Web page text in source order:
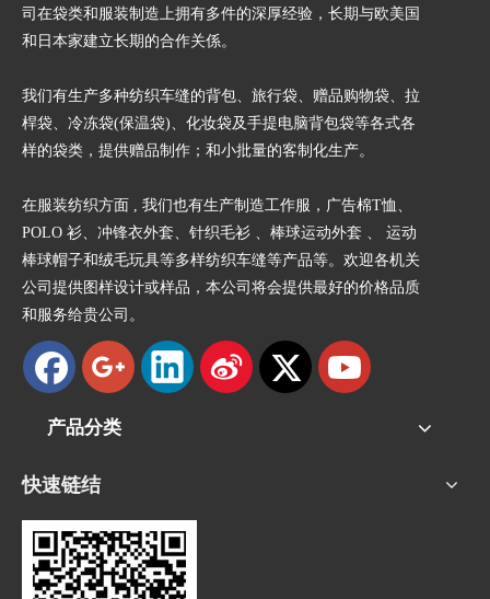
司在袋类和服装制造上拥有多件的深厚经验，长期与欧美国
和日本家建立长期的合作关係。
我们有生产多种纺织车缝的背包、旅行袋、赠品购物袋、拉
桿袋、冷冻袋(保温袋)、化妆袋及手提电脑背包袋等各式各
样的袋类，提供赠品制作；和小批量的客制化生产。
在服装纺织方面 , 我们也有生产制造工作服，广告棉T恤、
POLO 衫、冲锋衣外套、针织毛衫 、棒球运动外套 、 运动
棒球帽子和绒毛玩具等多样纺织车缝等产品等。欢迎各机关
公司提供图样设计或样品，本公司将会提供最好的价格品质
和服务给贵公司。
产品分类
快速链结